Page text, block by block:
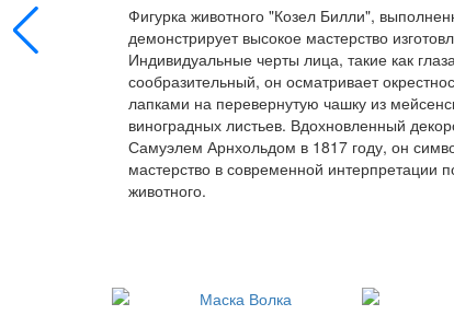
Фигурка животного "Козел Билли",
демонстрирует высокое мастерство
Индивидуальные черты лица, такие как
сообразительный, он осматривает
лапками на перевернутую чашку из
виноградных листьев. Вдохновленный
Самуэлем Арнхольдом в 1817 году, он
мастерство в современной интерпретации
животного.